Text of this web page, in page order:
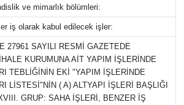
ve mimarlık bölümleri:
iş olarak kabul edilecek işler:
27961 SAYILI RESMİ GAZETEDE
KURUMUNA AİT YAPIM İŞLERİNDE
TEBLİĞİNİN EKİ "YAPIM İŞLERİNDE
LİSTESİ"NİN ( A) ALTYAPI İŞLERİ BAŞLIĞI
GRUP: SAHA İŞLERİ, BENZER İŞ